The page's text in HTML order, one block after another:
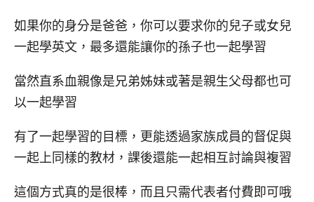
如果你的身分是爸爸，你可以要求你的兒子或女兒
一起學英文，最多還能讓你的孫子也一起學習
當然直系血親像是兄弟姊妹或著是親生父母都也可
以一起學習
有了一起學習的目標，更能透過家族成員的督促與
一起上同樣的教材，課後還能一起相互討論與複習
這個方式真的是很棒，而且只需代表者付費即可哦